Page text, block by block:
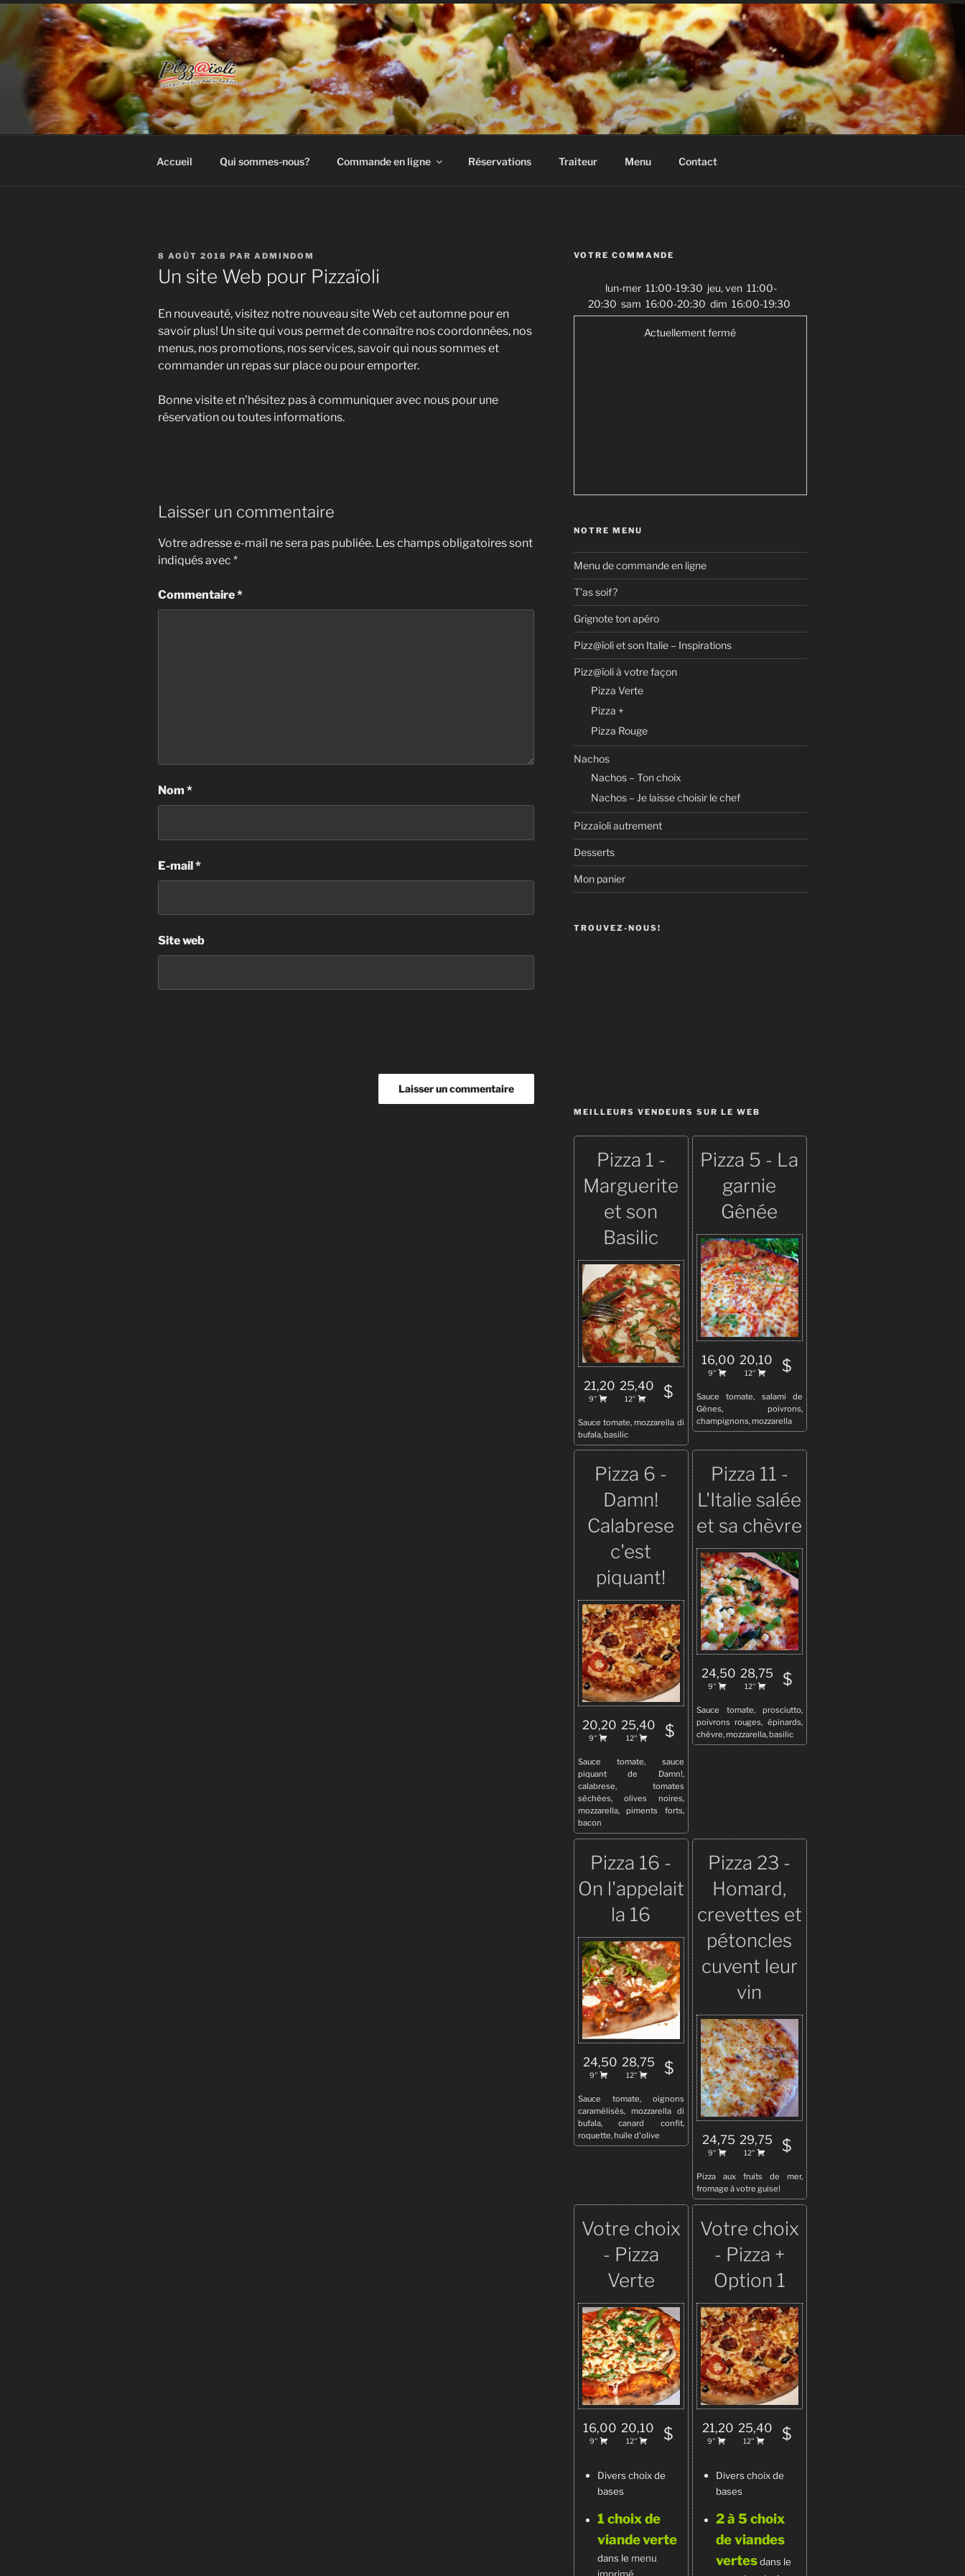
Aller
contenu
principal
PIZZ@ÏOLI
Pizzas cuites sur feu de bois – restaurant et traiteur
Accueil Qui sommes-nous? Commande en ligne Réservations Traiteur Menu Contact
PUBLIÉ
LE
8 AOÛT 2018 PAR ADMINDOM
Un site Web pour Pizzaïoli
En nouveauté, visitez notre nouveau site Web cet automne pour en
savoir plus! Un site qui vous permet de connaître nos coordonnées, nos
menus, nos promotions, nos services, savoir qui nous sommes et
commander un repas sur place ou pour emporter.
Bonne visite et n’hésitez pas à communiquer avec nous pour une
réservation ou toutes informations.
Laisser un commentaire
Votre adresse e-mail ne sera pas publiée. Les champs obligatoires sont
indiqués avec *
Commentaire*
Nom *
E-mail*
Site web
VOTRE COMMANDE
lun-mer 11:00-19:30 jeu, ven 11:00-
20:30 sam 16:00-20:30 dim 16:00-19:30
Actuellement fermé
NOTRE MENU
Menu de commande en ligne
T’as soif?
Grignote ton apéro
Pizz@ïoli et son Italie – Inspirations
Pizz@ïoli à votre façon
Pizza Verte
Pizza +
Pizza Rouge
Nachos
Nachos – Ton choix
Nachos – Je laisse choisir le chef
Pizzaïoli autrement
Desserts
Mon panier
TROUVEZ-NOUS!
MEILLEURS VENDEURS SUR LE WEB
Pizza 1 -
Marguerite
et son
Basilic
21,20
9''
25,40
12'' $
Sauce tomate, mozzarella di
bufala, basilic
Pizza 5 - La
garnie
Gênée
16,00
9''
20,10
12'' $
Sauce tomate, salami de
Gênes, poivrons,
champignons, mozzarella
Pizza 6 -
Damn!
Calabrese
c'est
piquant!
20,20
9''
25,40
12'' $
Sauce tomate, sauce
piquant de Damn!,
calabrese, tomates
séchées, olives noires,
mozzarella, piments forts,
bacon
Pizza 11 -
L'Italie salée
et sa chèvre
24,50
9''
28,75
12'' $
Sauce tomate, prosciutto,
poivrons rouges, épinards,
chèvre, mozzarella, basilic
Pizza 16 -
On l'appelait
la 16
24,50
9''
28,75
12'' $
Sauce tomate, oignons
caramélisés, mozzarella di
bufala, canard confit,
roquette, huile d'olive
Pizza 23 -
Homard,
crevettes et
pétoncles
cuvent leur
vin
24,75
9''
29,75
12'' $
Pizza aux fruits de mer,
fromage à votre guise!
Votre choix
- Pizza
Verte
16,00
9''
20,10
12'' $
Divers choix de
bases
1 choix de
viandeverte
dans le menu
Votre choix
- Pizza +
Option 1
21,20
9''
25,40
12'' $
Divers choix de
bases
2 à 5 choix
de viandes
vertesdans le